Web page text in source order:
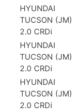
HYUNDAI
TUCSON (JM)
2.0 CRDi
HYUNDAI
TUCSON (JM)
2.0 CRDi
HYUNDAI
TUCSON (JM)
2.0 CRDi